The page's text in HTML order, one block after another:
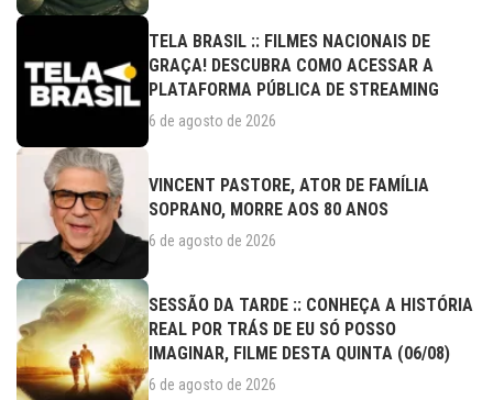
TELA BRASIL :: FILMES NACIONAIS DE
GRAÇA! DESCUBRA COMO ACESSAR A
PLATAFORMA PÚBLICA DE STREAMING
6 de agosto de 2026
VINCENT PASTORE, ATOR DE FAMÍLIA
SOPRANO, MORRE AOS 80 ANOS
6 de agosto de 2026
SESSÃO DA TARDE :: CONHEÇA A HISTÓRIA
REAL POR TRÁS DE EU SÓ POSSO
IMAGINAR, FILME DESTA QUINTA (06/08)
6 de agosto de 2026